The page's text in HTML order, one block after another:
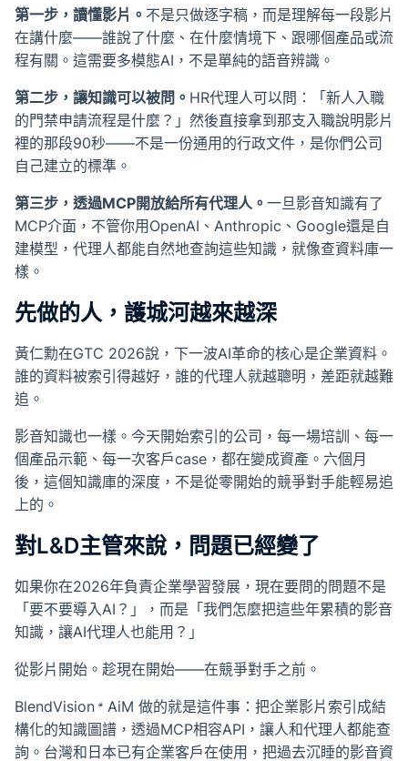
第一步，讀懂影片。 不是只做逐字稿，而是理解每一段影片
在講什麼——誰說了什麼、在什麼情境下、跟哪個產品或流
程有關。這需要多模態AI，不是單純的語音辨識。
第二步，讓知識可以被問。 HR代理人可以問：「新人入職
的門禁申請流程是什麼？」然後直接拿到那支入職說明影片
裡的那段90秒——不是一份通用的行政文件，是你們公司
自己建立的標準。
第三步，透過MCP開放給所有代理人。 一旦影音知識有了
MCP介面，不管你用OpenAI、Anthropic、Google還是自
建模型，代理人都能自然地查詢這些知識，就像查資料庫一
樣。
先做的人，護城河越來越深
黃仁勳在GTC 2026說，下一波AI革命的核心是企業資料。
誰的資料被索引得越好，誰的代理人就越聰明，差距就越難
追。
影音知識也一樣。今天開始索引的公司，每一場培訓、每一
個產品示範、每一次客戶case，都在變成資產。六個月
後，這個知識庫的深度，不是從零開始的競爭對手能輕易追
上的。
對L&D主管來說，問題已經變了
如果你在2026年負責企業學習發展，現在要問的問題不是
「要不要導入AI？」，而是「我們怎麼把這些年累積的影音
知識，讓AI代理人也能用？」
從影片開始。趁現在開始——在競爭對手之前。
BlendVision AiM 做的就是這件事：把企業影片索引成結
構化的知識圖譜，透過MCP相容API，讓人和代理人都能查
詢。台灣和日本已有企業客戶在使用，把過去沉睡的影音資